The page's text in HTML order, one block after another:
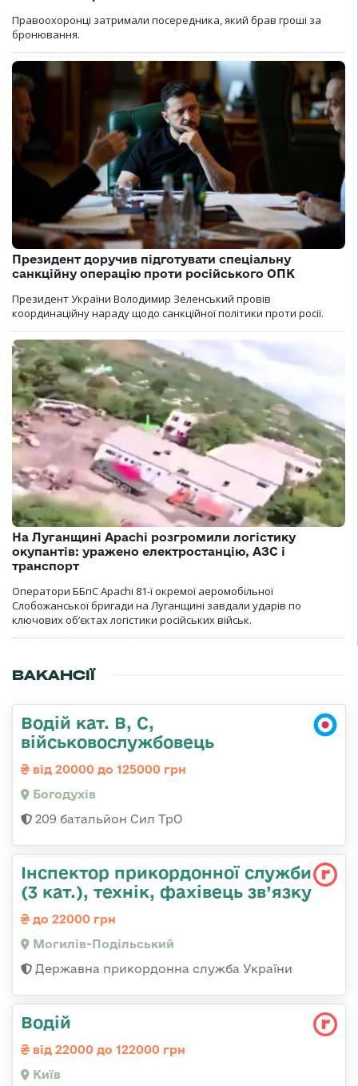
Правоохоронці затримали посередника, який брав гроші за
бронювання.
Президент доручив підготувати спеціальну
санкційну операцію проти російського ОПК
Президент України Володимир Зеленський провів
координаційну нараду щодо санкційної політики проти росії.
На Луганщині Apachi розгромили логістику
окупантів: уражено електростанцію, АЗС і
транспорт
Оператори ББпС Apachi 81-ї окремої аеромобільної
Слобожанської бригади на Луганщині завдали ударів по
ключових об’єктах логістики російських військ.
ВАКАНСІЇ
Водій кат. В, С,
військовослужбовець
від 20000 до 125000 грн
Богодухів
209 батальйон Сил ТрО
Інспектор прикордонної служби
(3 кат.), технік, фахівець зв’язку
до 22000 грн
Могилів-Подільський
Державна прикордонна служба України
Водій
від 22000 до 122000 грн
Київ